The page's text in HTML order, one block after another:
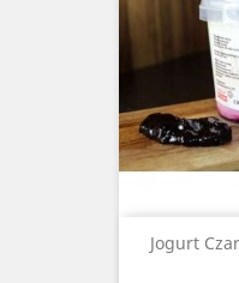
Jogurt